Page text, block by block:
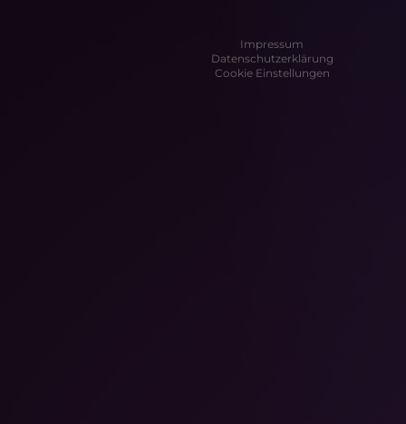
Impressum
Datenschutzerklärung
Cookie Einstellungen